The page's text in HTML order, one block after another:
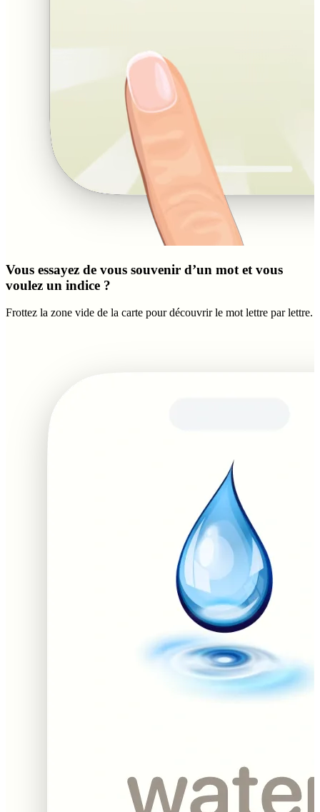
Vous essayez de vous souvenir d’un mot et vous
voulez un indice ?
Frottez la zone vide de la carte pour découvrir le mot lettre par lettre.